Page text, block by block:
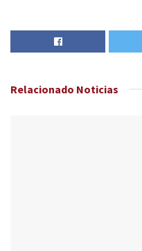
Relacionado Noticias